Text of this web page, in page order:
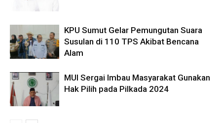
KPU Sumut Gelar Pemungutan Suara
Susulan di 110 TPS Akibat Bencana
Alam
MUI Sergai Imbau Masyarakat Gunakan
Hak Pilih pada Pilkada 2024